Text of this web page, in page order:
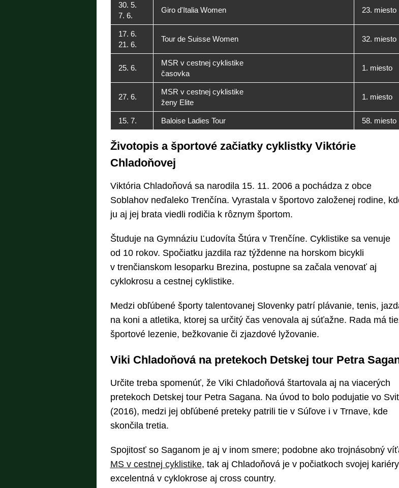
30. 5.
7. 6.
Giro d'Italia Women 23. miesto
17. 6.
21. 6.
Tour de Suisse Women 32. miesto
25. 6.
MSR v cestnej cyklistike
časovka
1. miesto
27. 6.
MSR v cestnej cyklistike
ženy Elite
1. miesto
15. 7. Baloise Ladies Tour 58. miesto
Životopis a športové začiatky cyklistky Viktórie
Chladoňovej
Viktória Chladoňová sa narodila 15. 11. 2006 a pochádza z obce
Soblahov neďaleko Trenčína. Vyrastala v športovo založenej rodine,
ju aj jej brata viedli rodičia k rôznym športom.
Študuje na Gymnáziu Ľudovíta Štúra v Trenčíne. Cyklistike sa venuje
od 10 rokov. Spočiatku jazdila raz týždenne na horskom bicykli
v trenčianskom lesoparku Brezina, postupne sa začala venovať aj
cyklokrosu a cestnej cyklistike.
Medzi obľúbené športy talentovanej Slovenky patrí plávanie, tenis,
na koni a atletika, ktorej sa určitý čas venovala aj súťažne. Rada má
športové lezenie, bežkovanie či zjazdové lyžovanie.
Viki Chladoňová na pretekoch Detskej tour Petra
Určite treba spomenúť, že Viki Chladoňová štartovala aj na viacerých
pretekoch Detskej tour Petra Sagana. Na úvod to bolo podujatie vo
(2016), medzi jej obľúbené preteky patrili tie v Súľove i v Trnave, kde
skončila tretia.
Spojitosť so Saganom je aj v inom smere; podobne ako trojnásobný
MS v cestnej cyklistike, tak aj Chladoňová je v počiatkoch svojej kariéry
excelentná v cyklokrose aj cross country.